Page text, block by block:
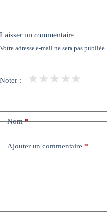
Laisser un commentaire
Votre adresse e-mail ne sera pas publiée.
Noter : ★
★
★
★
★
Nom*
Ajouter un commentaire *